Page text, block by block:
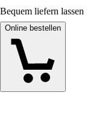
Bequem liefern lassen
Online bestellen